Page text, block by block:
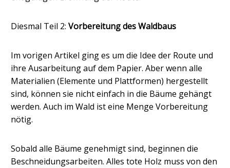
Diesmal Teil 2:Vorbereitung des Waldbaus
Im vorigen Artikel ging es um die Idee der Route und
ihre Ausarbeitung auf dem Papier. Aber wenn alle
Materialien (Elemente und Plattformen) hergestellt
sind, können sie nicht einfach in die Bäume gehängt
werden. Auch im Wald ist eine Menge Vorbereitung
nötig.
Sobald alle Bäume genehmigt sind, beginnen die
Beschneidungsarbeiten. Alles tote Holz muss von den